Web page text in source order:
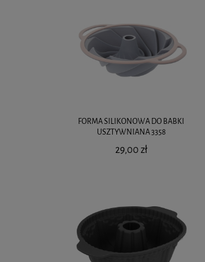
FORMA SILIKONOWA DO BABKI
USZTYWNIANA 3358
29,00 zł